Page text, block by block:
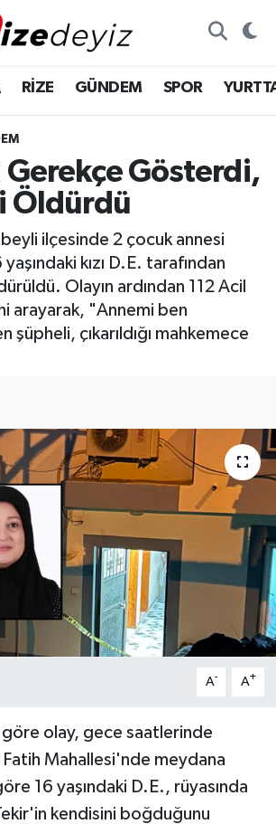
RİZE GÜNDEM SPOR
Gerekçe Gösterdi,
Öldürdü
ilçesinde 2 çocuk annesi
kızı D.E. tarafından
Olayın ardından 112 Acil
arayarak, "Annemi ben
şüpheli, çıkarıldığı mahkemece
A- A+
göre olay, gece saatlerinde
Mahallesi'nde meydana
16 yaşındaki D.E., rüyasında
kendisini boğduğunu
Haritası
Durumu ve Fikstür